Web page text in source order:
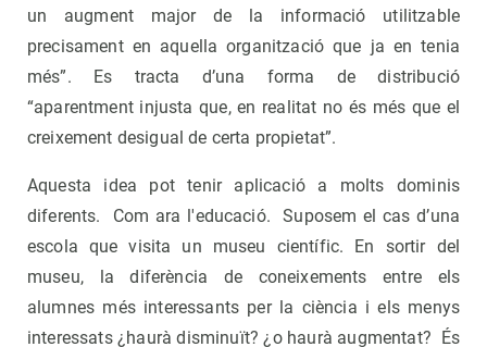
un augment major de la informació utilitzable
precisament en aquella organització que ja en tenia
més”. Es tracta d’una forma de distribució
“aparentment injusta que, en realitat no és més que el
creixement desigual de certa propietat”.
Aquesta idea pot tenir aplicació a molts dominis
diferents. Com ara l'educació. Suposem el cas d’una
escola que visita un museu científic. En sortir del
museu, la diferència de coneixements entre els
alumnes més interessants per la ciència i els menys
interessats ¿haurà disminuït? ¿o haurà augmentat? És